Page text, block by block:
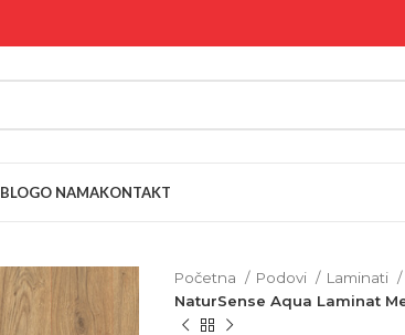
BLOGO NAMAKONTAKT
Početna Podovi
Laminati
NaturSense Aqua Laminat